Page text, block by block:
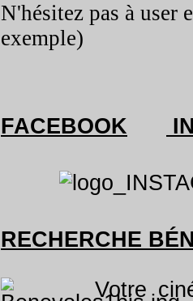
N'hésitez pas à user
exemple)
FACEBOOK
RECHERCHE BÉ
Votre